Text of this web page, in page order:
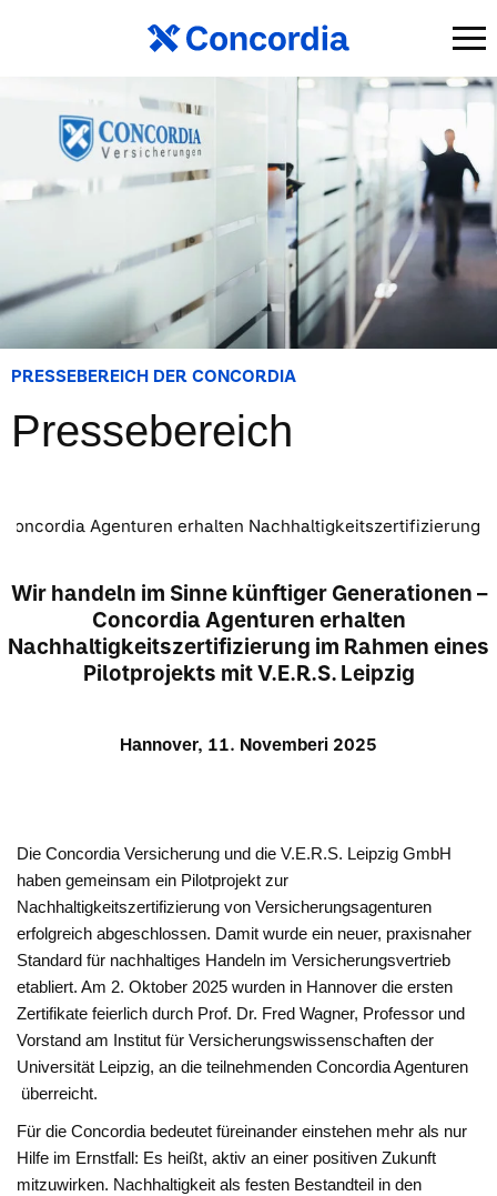
PRESSEBEREICH DER CONCORDIA
Pressebereich
Concordia Agenturen erhalten Nachhaltigkeitszertifizierung
Wir handeln im Sinne künftiger Generationen –
Concordia Agenturen erhalten
Nachhaltigkeitszertifizierung im Rahmen eines
Pilotprojekts mit V.E.R.S. Leipzig
Hannover, 11. Novemberi 2025
Die Concordia Versicherung und die V.E.R.S. Leipzig GmbH
haben gemeinsam ein Pilotprojekt zur
Nachhaltigkeitszertifizierung von Versicherungsagenturen
erfolgreich abgeschlossen. Damit wurde ein neuer, praxisnaher
Standard für nachhaltiges Handeln im Versicherungsvertrieb
etabliert. Am 2. Oktober 2025 wurden in Hannover die ersten
Zertifikate feierlich durch Prof. Dr. Fred Wagner, Professor und
Vorstand am Institut für Versicherungswissenschaften der
Universität Leipzig, an die teilnehmenden Concordia Agenturen
überreicht.
Für die Concordia bedeutet füreinander einstehen mehr als nur
Hilfe im Ernstfall: Es heißt, aktiv an einer positiven Zukunft
mitzuwirken. Nachhaltigkeit als festen Bestandteil in den